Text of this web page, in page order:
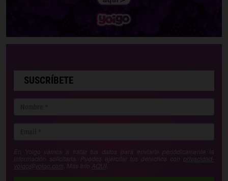
SUSCRÍBETE
En Yoigo vamos a tratar tus datos para enviarte periódicamente la
información solicitada. Puedes ejercitar tus derechos con privacidad-
yoigo@yoigo.com . Más Info AQUÍ